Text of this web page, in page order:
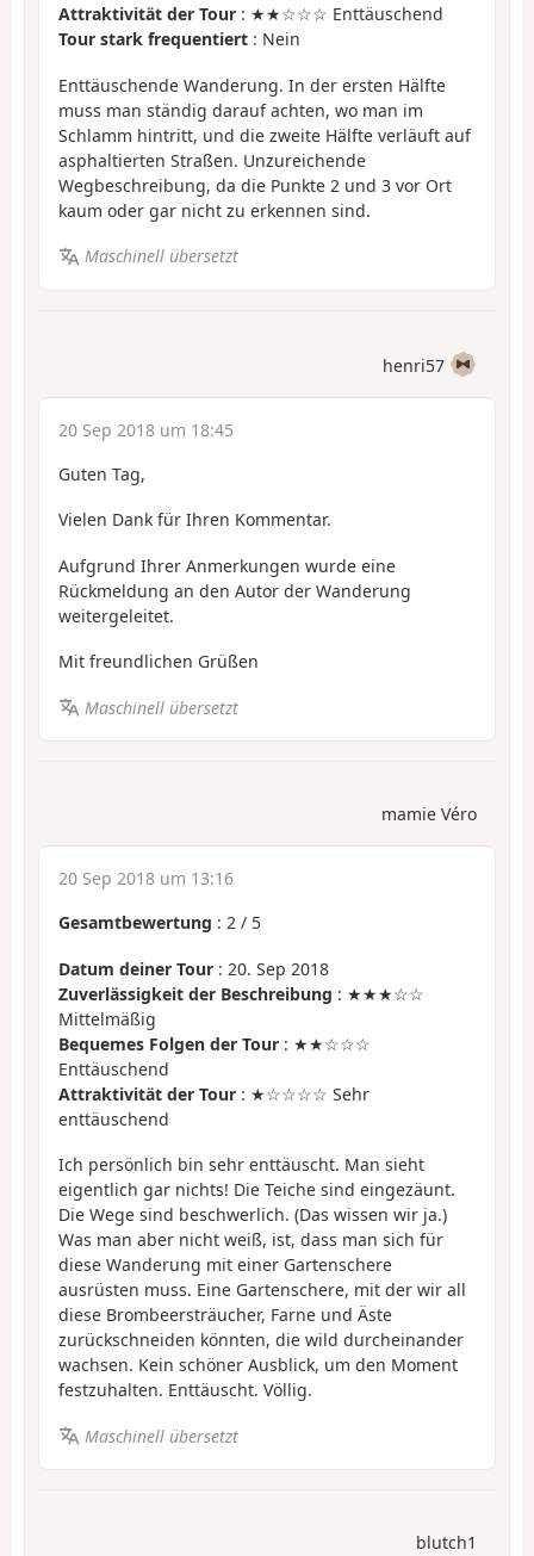
Attraktivität der Tour : ★★☆☆☆ Enttäuschend
Tour stark frequentiert : Nein
Enttäuschende Wanderung. In der ersten Hälfte
muss man ständig darauf achten, wo man im
Schlamm hintritt, und die zweite Hälfte verläuft auf
asphaltierten Straßen. Unzureichende
Wegbeschreibung, da die Punkte 2 und 3 vor Ort
kaum oder gar nicht zu erkennen sind.
Maschinell übersetzt
henri57
20 Sep 2018 um 18:45
Guten Tag,
Vielen Dank für Ihren Kommentar.
Aufgrund Ihrer Anmerkungen wurde eine
Rückmeldung an den Autor der Wanderung
weitergeleitet.
Mit freundlichen Grüßen
Maschinell übersetzt
mamie Véro
20 Sep 2018 um 13:16
Gesamtbewertung : 2 / 5
Datum deiner Tour : 20. Sep 2018
Zuverlässigkeit der Beschreibung : ★★★☆☆
Mittelmäßig
Bequemes Folgen der Tour : ★★☆☆☆
Enttäuschend
Attraktivität der Tour : ★☆☆☆☆ Sehr
enttäuschend
Ich persönlich bin sehr enttäuscht. Man sieht
eigentlich gar nichts! Die Teiche sind eingezäunt.
Die Wege sind beschwerlich. (Das wissen wir ja.)
Was man aber nicht weiß, ist, dass man sich für
diese Wanderung mit einer Gartenschere
ausrüsten muss. Eine Gartenschere, mit der wir all
diese Brombeersträucher, Farne und Äste
zurückschneiden könnten, die wild durcheinander
wachsen. Kein schöner Ausblick, um den Moment
festzuhalten. Enttäuscht. Völlig.
Maschinell übersetzt
blutch1